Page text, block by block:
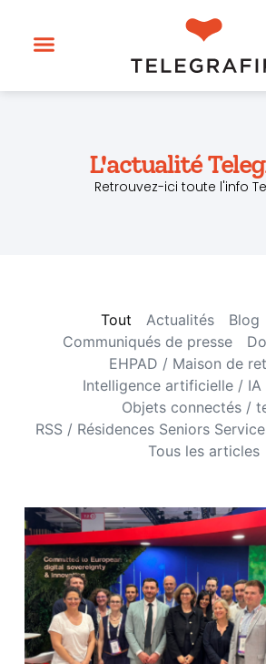
L'actualité
Retrouvez-ici toute l'info
Actualités Blog
Communiqués de presse
EHPAD / Maison de
Intelligence artificielle / IA
Objets connectés /
RSS / Résidences Seniors
Tous les articles
Tout